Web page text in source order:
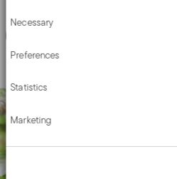
Collect information about
Identify your device by
characteristics (fingerprinting)
Find out more about how your
your preferences in the
We use cookies to personalise
media features and to analyse our
about your use of our site with our
analytics partners who may
Selection
Necessary
Preferences
Statistics
Marketing